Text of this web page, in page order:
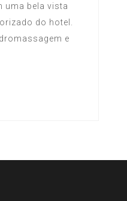
uma bela vista
do hotel.
e